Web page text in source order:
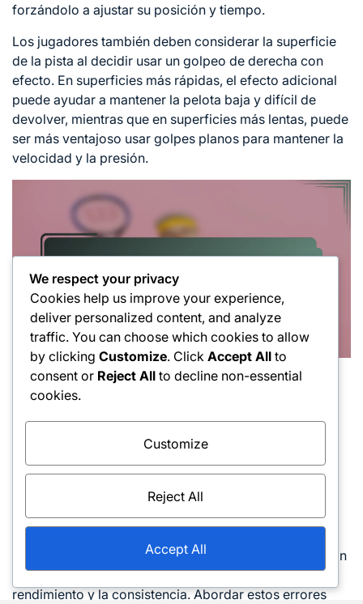
forzándolo a ajustar su posición y tiempo.
Los jugadores también deben considerar la superficie
de la pista al decidir usar un golpeo de derecha con
efecto. En superficies más rápidas, el efecto adicional
puede ayudar a mantener la pelota baja y difícil de
devolver, mientras que en superficies más lentas, puede
ser más ventajoso usar golpes planos para mantener la
velocidad y la presión.
¿Cuáles son los errores
comunes al ejecutar
golpes de derecha con
Los errores comunes al ejecutar golpes de derecha con
efecto pueden impactar significativamente en el
rendimiento y la consistencia. Abordar estos errores
We respect your privacy
Cookies help us improve your experience,
deliver personalized content, and analyze
traffic. You can choose which cookies to allow
by clicking Customize. Click Accept All to
consent or Reject All to decline non-essential
cookies.
Customize
Reject All
Accept All